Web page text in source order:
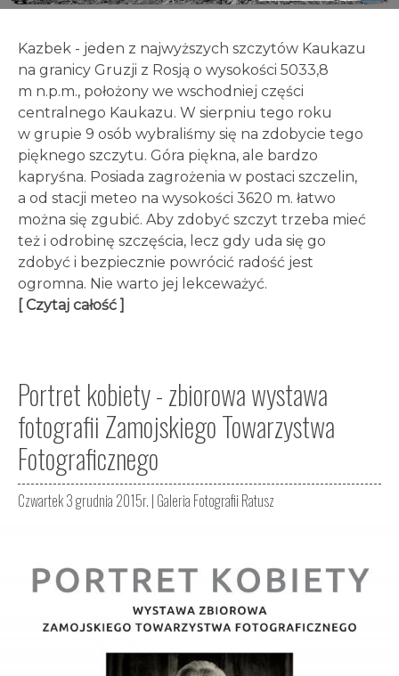
Kazbek - jeden z najwyższych szczytów Kaukazu
na granicy Gruzji z Rosją o wysokości 5033,8
m n.p.m., położony we wschodniej części
centralnego Kaukazu. W sierpniu tego roku
w grupie 9 osób wybraliśmy się na zdobycie tego
pięknego szczytu. Góra piękna, ale bardzo
kapryśna. Posiada zagrożenia w postaci szczelin,
a od stacji meteo na wysokości 3620 m. łatwo
można się zgubić. Aby zdobyć szczyt trzeba mieć
też i odrobinę szczęścia, lecz gdy uda się go
zdobyć i bezpiecznie powrócić radość jest
ogromna. Nie warto jej lekceważyć.
[ Czytaj całość ]
Portret kobiety - zbiorowa wystawa
fotografii Zamojskiego Towarzystwa
Fotograficznego
Czwartek 3 grudnia 2015r. | Galeria Fotografii Ratusz